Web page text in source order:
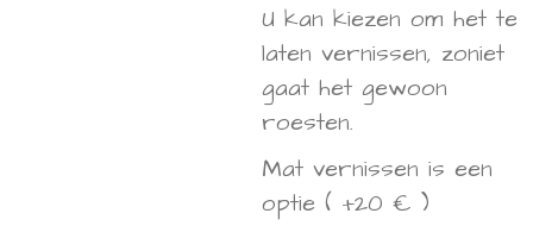
U kan kiezen om het te
laten vernissen, zoniet
gaat het gewoon
roesten.
Mat vernissen is een
optie ( +20 € )